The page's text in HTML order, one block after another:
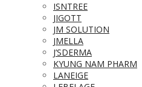
ISNTREE
JIGOTT
JM SOLUTION
JMELLA
J’SDERMA
KYUNG NAM PHARM
LANEIGE